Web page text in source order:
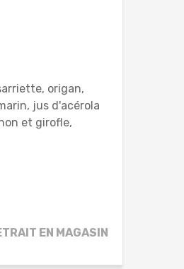
origan,
jus d'acérola
et girofle,
EN MAGASIN